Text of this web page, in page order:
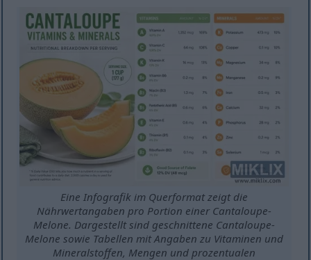
Eine Infografik im Querformat zeigt die
Nährwertangaben pro Portion einer Cantaloupe-
Melone. Dargestellt sind geschnittene Cantaloupe-
Melone sowie Tabellen mit Angaben zu Vitaminen und
Mineralstoffen, Mengen und prozentualen